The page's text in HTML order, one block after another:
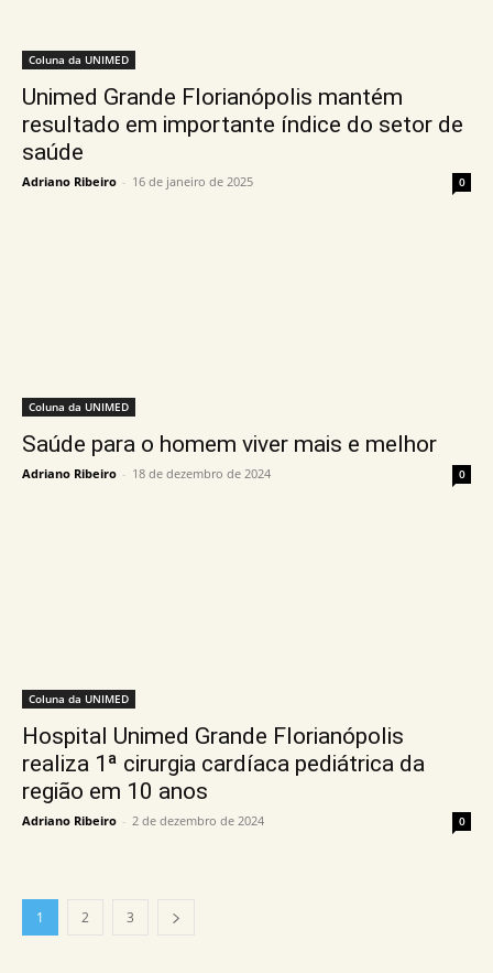
Coluna da UNIMED
Unimed Grande Florianópolis mantém
resultado em importante índice do setor de
saúde
Adriano Ribeiro - 16 de janeiro de 2025 0
Coluna da UNIMED
Saúde para o homem viver mais e melhor
Adriano Ribeiro - 18 de dezembro de 2024 0
Coluna da UNIMED
Hospital Unimed Grande Florianópolis
realiza 1ª cirurgia cardíaca pediátrica da
região em 10 anos
Adriano Ribeiro - 2 de dezembro de 2024 0
1 2 3